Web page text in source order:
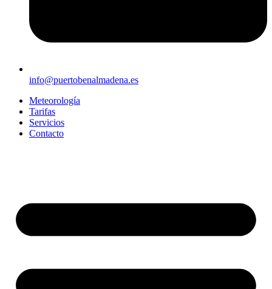
info@puertobenalmadena.es
Meteorología
Tarifas
Servicios
Contacto